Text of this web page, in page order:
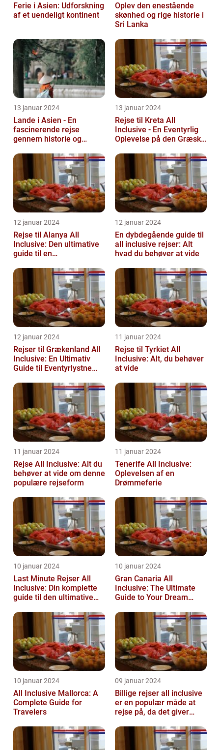
Ferie i Asien: Udforskning
af et uendeligt kontinent
Oplev den enestående
skønhed og rige historie i
Sri Lanka
13 januar 2024
Lande i Asien - En
fascinerende rejse
gennem historie og
13 januar 2024
Rejse til Kreta All
Inclusive - En Eventyrlig
Oplevelse på den Græske
12 januar 2024
Rejse til Alanya All
Inclusive: Den ultimative
guide til en
12 januar 2024
En dybdegående guide til
all inclusive rejser: Alt
hvad du behøver at vide
12 januar 2024
Rejser til Grækenland All
Inclusive: En Ultimativ
Guide til Eventyrlystne
11 januar 2024
Rejse til Tyrkiet All
Inclusive: Alt, du behøver
at vide
11 januar 2024
Rejse All Inclusive: Alt du
behøver at vide om denne
populære rejseform
11 januar 2024
Tenerife All Inclusive:
Oplevelsen af en
Drømmeferie
10 januar 2024
Last Minute Rejser All
Inclusive: Din komplette
guide til den ultimative
ferieoplevelse
10 januar 2024
Gran Canaria All
Inclusive: The Ultimate
Guide to Your Dream
10 januar 2024
All Inclusive Mallorca: A
Complete Guide for
Travelers
09 januar 2024
Billige rejser all inclusive
er en populær måde at
rejse på, da det giver
ko...